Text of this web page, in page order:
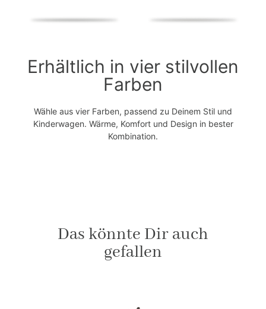
Erhältlich in vier stilvollen
Farben
Wähle aus vier Farben, passend zu Deinem Stil und
Kinderwagen. Wärme, Komfort und Design in bester
Kombination.
Das könnte Dir auch
gefallen